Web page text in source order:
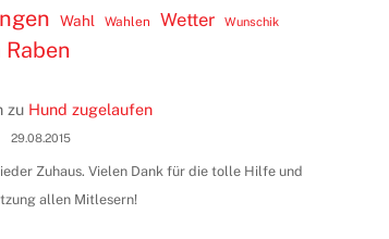
Wahl Wahlen Wetter Wunschik
Raben
zu Hund zugelaufen
29.08.2015
Zuhaus. Vielen Dank für die tolle Hilfe und
allen Mitlesern!